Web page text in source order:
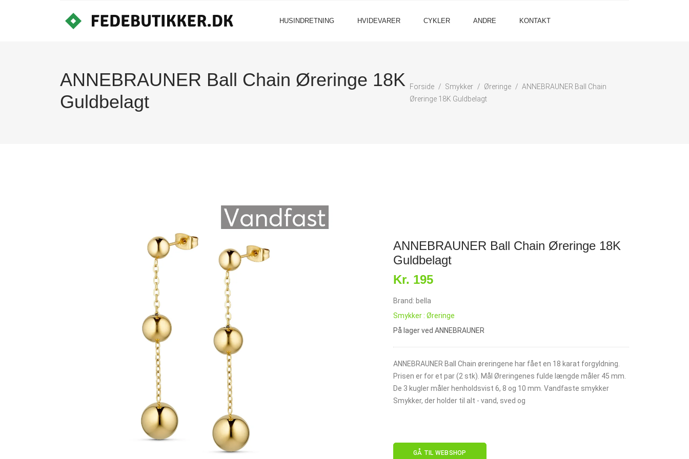
HUSINDRETNING HVIDEVARER CYKLER ANDRE KONTAKT
ANNEBRAUNER Ball Chain Øreringe 18K
Guldbelagt
Forside Smykker Øreringe
ANNEBRAUNER Ball Chain
Øreringe 18K Guldbelagt
ANNEBRAUNER Ball Chain Øreringe 18K
Guldbelagt
Kr. 195
Brand: bella
Smykker : Øreringe
På lager ved ANNEBRAUNER
ANNEBRAUNER Ball Chain øreringene har fået en 18 karat forgyldning.
Prisen er for et par (2 stk). Mål Øreringenes fulde længde måler 45 mm.
De 3 kugler måler henholdsvist 6, 8 og 10 mm. Vandfaste smykker
Smykker, der holder til alt - vand, sved og
GÅ TIL WEBSHOP